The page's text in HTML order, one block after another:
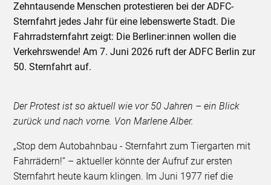
Zehntausende Menschen protestieren bei der ADFC-
Sternfahrt jedes Jahr für eine lebenswerte Stadt. Die
Fahrradsternfahrt zeigt: Die Berliner:innen wollen die
Verkehrswende! Am 7. Juni 2026 ruft der ADFC Berlin zur
50. Sternfahrt auf.
Der Protest ist so aktuell wie vor 50 Jahren – ein Blick
zurück und nach vorne. Von Marlene Alber.
„Stop dem Autobahnbau - Sternfahrt zum Tiergarten mit
Fahrrädern!“ – aktueller könnte der Aufruf zur ersten
Sternfahrt heute kaum klingen. Im Juni 1977 rief die